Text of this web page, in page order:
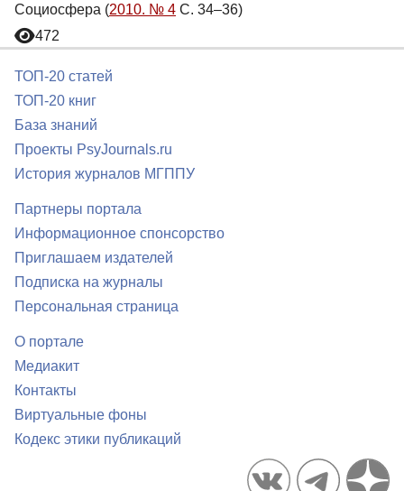
Социосфера (2010. № 4 С. 34–36)
472
ТОП-20 статей
ТОП-20 книг
База знаний
Проекты PsyJournals.ru
История журналов МГППУ
Партнеры портала
Информационное спонсорство
Приглашаем издателей
Подписка на журналы
Персональная страница
О портале
Медиакит
Контакты
Виртуальные фоны
Кодекс этики публикаций